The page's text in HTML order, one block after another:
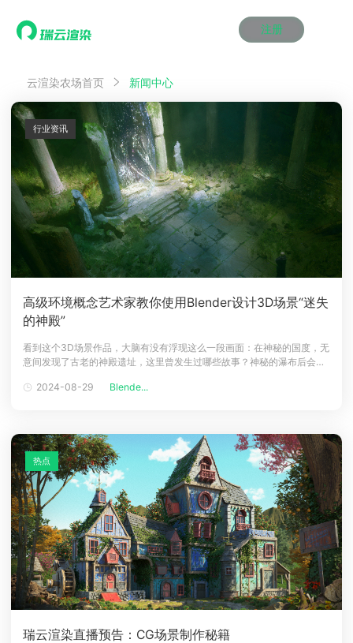
注册
产品服务
效果图渲染
云渲染管理系统
瑞兔百宝箱
AI视频插帧
效果图渲染
云渲染管理系统
瑞兔百宝箱
AI视频插帧
效果图渲染
云渲染管理系统
瑞兔百宝箱
AI视频插帧
效果图渲染
云渲染管理系统
瑞兔百宝箱
AI视频插帧
效果图渲染
云渲染管理系统
瑞兔百宝箱
AI视频插帧
效果图渲染
云渲染管理系统
瑞兔百宝箱
AI视频插帧
解决方案
Maya云渲染方案
3ds Max云渲染方案
Cinema 4D云渲染方案
Blender 云渲染方案
Maya AI渲染方案
Maya云渲染方案
3ds Max云渲染方案
Cinema 4D云渲染方案
Blender 云渲染方案
Maya AI渲染方案
Maya云渲染方案
3ds Max云渲染方案
Cinema 4D云渲染方案
Blender 云渲染方案
Maya AI渲染方案
Maya云渲染方案
3ds Max云渲染方案
Cinema 4D云渲染方案
Blender 云渲染方案
Maya AI渲染方案
Maya云渲染方案
3ds Max云渲染方案
Cinema 4D云渲染方案
Blender 云渲染方案
Maya AI渲染方案
Maya云渲染方案
3ds Max云渲染方案
Cinema 4D云渲染方案
Blender 云渲染方案
Maya AI渲染方案
价格
动画价格
效果图价格
云制作价格
动画价格
效果图价格
云制作价格
动画价格
效果图价格
云制作价格
动画价格
效果图价格
云制作价格
动画价格
效果图价格
云制作价格
动画价格
效果图价格
云制作价格
案例
资讯&赛事
新闻资讯
渲染百科
渲染大赛
泛CG交流会
新闻资讯
渲染百科
渲染大赛
泛CG交流会
新闻资讯
渲染百科
渲染大赛
泛CG交流会
新闻资讯
渲染百科
渲染大赛
泛CG交流会
新闻资讯
渲染百科
渲染大赛
泛CG交流会
新闻资讯
渲染百科
渲染大赛
泛CG交流会
特惠专区
青云平台
教育优惠
青云平台
教育优惠
青云平台
教育优惠
青云平台
教育优惠
青云平台
教育优惠
青云平台
教育优惠
登录
云渲染农场首页 新闻中心
高级环境概念艺术家教你使用Blender设计3D场景“迷失
的神殿”
看到这个3D场景作品，大脑有没有浮现这么一段画面：在神秘的国度，无
意间发现了古老的神殿遗址，这里曾发生过哪些故事？神秘的瀑布后会是
神殿，出自乌克兰的概念艺术家Andrii Stadnyk之手，下面让我们看看他
2024-08-29 Blende...
行业资讯
瑞云渲染直播预告：CG场景制作秘籍
热点